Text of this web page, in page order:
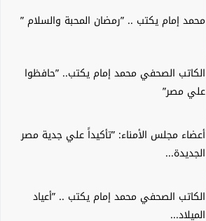
محمد إمام يكتب .. ”رمضان المحبة والسلام ”
الكاتب الصحفي محمد إمام يكتب.. ”حافظوا
علي مصر”
أعضاء مجلس الأمناء: ”تأكيداً علي جدية مصر
الجديدة...
الكاتب الصحفي محمد إمام يكتب .. ”أعياد
الميلاد...